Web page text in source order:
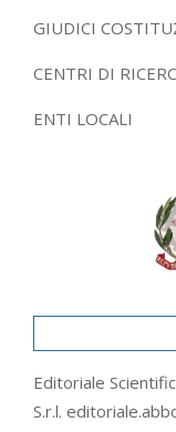
GIUDICI
CENTRI DI
ENTI LOCALI
Editoriale
S.r.l.